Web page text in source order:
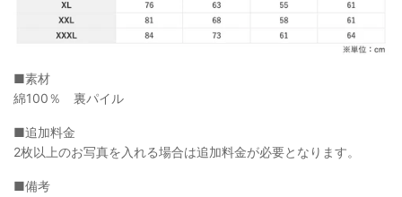
■素材
綿100％ 裏パイル
■追加料金
2枚以上のお写真を入れる場合は追加料金が必要となります。
■備考